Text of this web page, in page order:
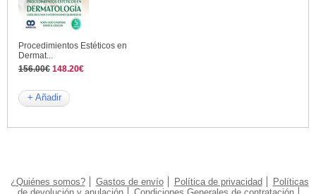
Procedimientos Estéticos en
Dermat...
156.00€ 148.20€
+ Añadir
¿Quiénes somos? Gastos de envío Política de privacidad
Políticas